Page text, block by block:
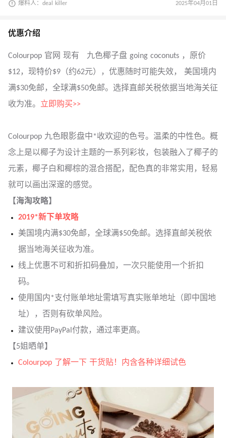
爆料人：deal killer 2025年04月01日
优惠介绍
Colourpop 官网 现有 九色椰子盘 going coconuts ，原价
$12，现特价$9（约62元），优惠随时可能失效， 美国境内
满$30免邮，全球满$50免邮。选择直邮关税依据当地海关征
收为准。 立即购买>>
Colourpop 九色眼影盘中*收欢迎的色号。温柔的中性色。概
念上是以椰子为设计主题的一系列彩妆，包装融入了椰子的
元素，椰子白和椰棕的混合搭配，配色真的非常实用，轻易
就可以画出深邃的感觉。
【海淘攻略】
2019*新下单攻略
美国境内满$30免邮，全球满$50免邮。选择直邮关税依
据当地海关征收为准。
线上优惠不可和折扣码叠加，一次只能使用一个折扣
码。
使用国内*支付账单地址需填写真实账单地址（即中国地
址），否则有砍单风险。
建议使用PayPal付款，通过率更高。
【5姐晒单】
Colourpop 了解一下 干货贴！内含各种详细试色